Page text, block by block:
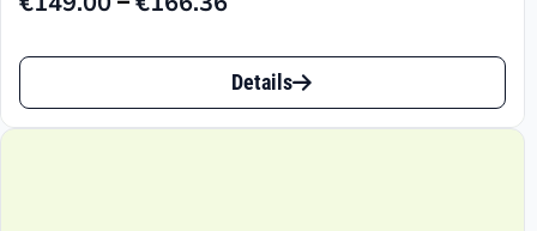
Preisspanne:
€166.36
Dieses
Produkt
Details